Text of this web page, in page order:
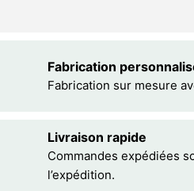
Fabrication
Fabrication sur mesure
Livraison rapide
Commandes expédiées
l’expédition.